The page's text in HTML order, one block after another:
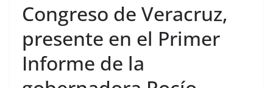
Congreso de Veracruz,
presente en el Primer
Informe de la